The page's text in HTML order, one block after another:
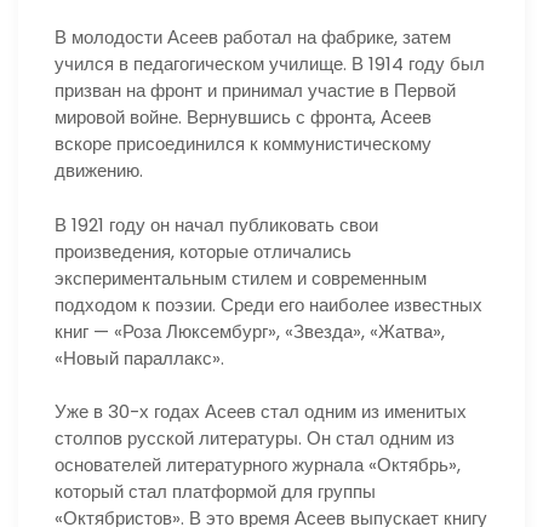
В молодости Асеев работал на фабрике, затем
учился в педагогическом училище. В 1914 году был
призван на фронт и принимал участие в Первой
мировой войне. Вернувшись с фронта, Асеев
вскоре присоединился к коммунистическому
движению.
В 1921 году он начал публиковать свои
произведения, которые отличались
экспериментальным стилем и современным
подходом к поэзии. Среди его наиболее известных
книг — «Роза Люксембург», «Звезда», «Жатва»,
«Новый параллакс».
Уже в 30-х годах Асеев стал одним из именитых
столпов русской литературы. Он стал одним из
основателей литературного журнала «Октябрь»,
который стал платформой для группы
«Октябристов». В это время Асеев выпускает книгу